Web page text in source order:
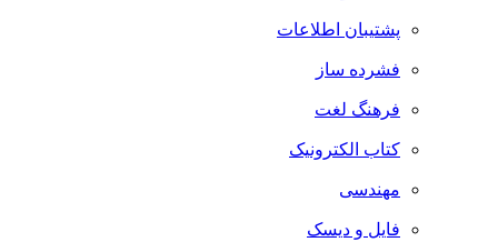
پشتیبان اطلاعات
فشرده ساز
فرهنگ لغت
کتاب الکترونیک
مهندسی
فایل و دیسک